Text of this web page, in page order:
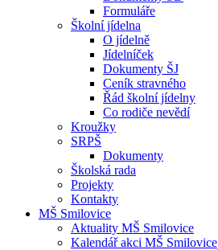
Formuláře
Školní jídelna
O jídelně
Jídelníček
Dokumenty ŠJ
Ceník stravného
Řád školní jídelny
Co rodiče nevědí
Kroužky
SRPŠ
Dokumenty
Školská rada
Projekty
Kontakty
MŠ Smilovice
Aktuality MŠ Smilovice
Kalendář akci MŠ Smilovice